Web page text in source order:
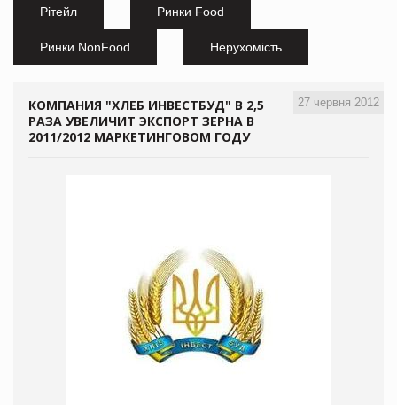
Рітейл Ринки Food
Ринки NonFood Нерухомість
27 червня 2012
КОМПАНИЯ "ХЛЕБ ИНВЕСТБУД" В 2,5
РАЗА УВЕЛИЧИТ ЭКСПОРТ ЗЕРНА В
2011/2012 МАРКЕТИНГОВОМ ГОДУ